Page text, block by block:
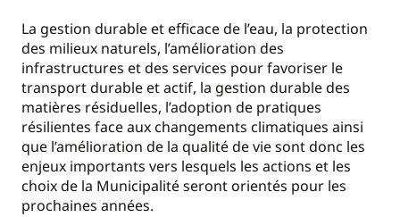
La gestion durable et efficace de l’eau, la protection
des milieux naturels, l’amélioration des
infrastructures et des services pour favoriser le
transport durable et actif, la gestion durable des
matières résiduelles, l’adoption de pratiques
résilientes face aux changements climatiques ainsi
que l’amélioration de la qualité de vie sont donc les
enjeux importants vers lesquels les actions et les
choix de la Municipalité seront orientés pour les
prochaines années.